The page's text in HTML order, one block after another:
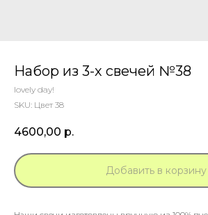
Набор из 3-х свечей №38
lovely day!
SKU: Цвет 38
4600,00 р.
Добавить в корзину